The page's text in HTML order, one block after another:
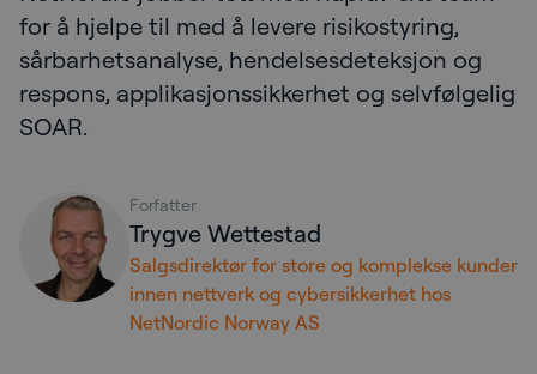
for å hjelpe til med å levere risikostyring,
sårbarhetsanalyse, hendelsesdeteksjon og
respons, applikasjonssikkerhet og selvfølgelig
SOAR.
Forfatter
Trygve Wettestad
Salgsdirektør for store og komplekse kunder
innen nettverk og cybersikkerhet hos
NetNordic Norway AS